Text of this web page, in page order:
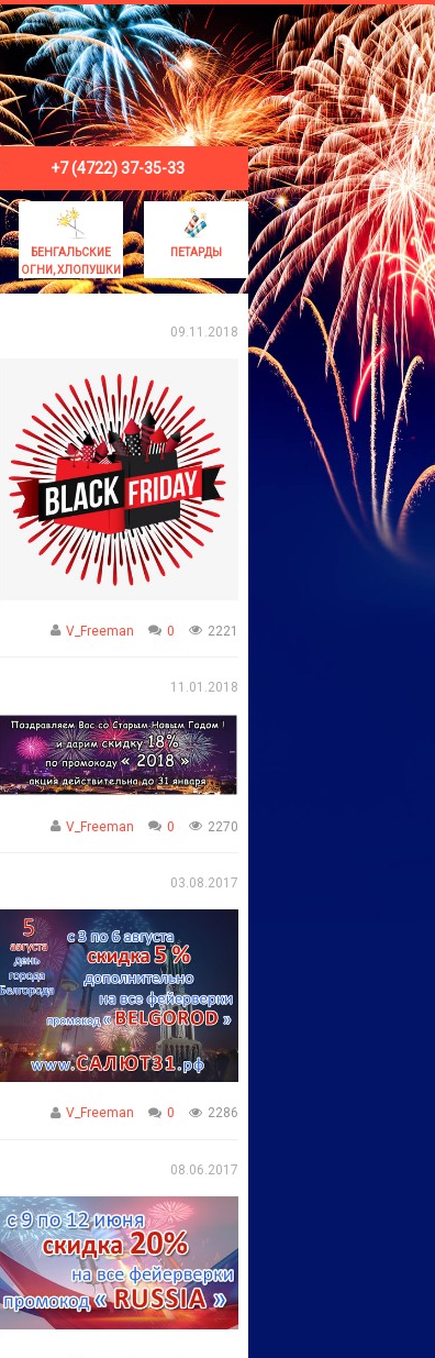
+7 (4722) 37-35-33
БЕНГАЛЬСКИЕ
ОГНИ, ХЛОПУШКИ
ПЕТАРДЫ
09.11.2018
2221
0
V_Freeman
11.01.2018
2270
0
V_Freeman
03.08.2017
2286
0
V_Freeman
08.06.2017